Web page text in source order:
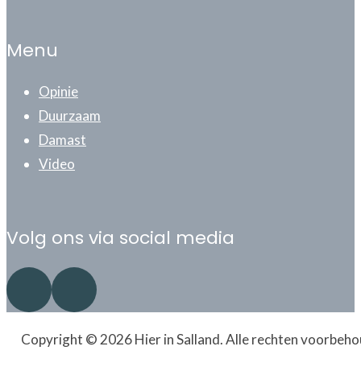
Menu
Opinie
Duurzaam
Damast
Video
Volg ons via social media
Volg ons op Facebook
Volg ons op LinkedIn
Copyright © 2026 Hier in Salland. Alle rechten